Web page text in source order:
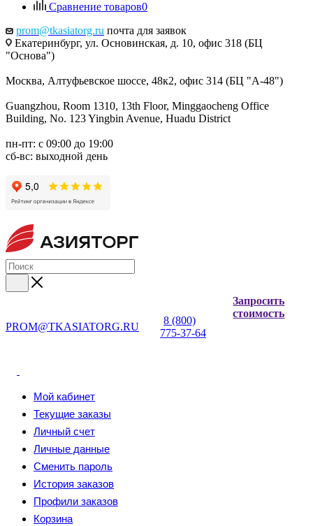
Сравнение товаров0
prom@tkasiatorg.ru почта для заявок
Екатеринбург, ул. Основинская, д. 10, офис 318 (БЦ
"Основа")
Москва, Алтуфьевское шоссе, 48к2, офис 314 (БЦ "А-48")
Guangzhou, Room 1310, 13th Floor, Minggaocheng Office
Building, No. 123 Yingbin Avenue, Huadu District
пн-пт: с 09:00 до 19:00
сб-вс: выходной день
PROM@TKASIATORG.RU
8 (800)
775-37-64
Запросить
стоимость
Мой кабинет
Текущие заказы
Личный счет
Личные данные
Сменить пароль
История заказов
Профили заказов
Корзина